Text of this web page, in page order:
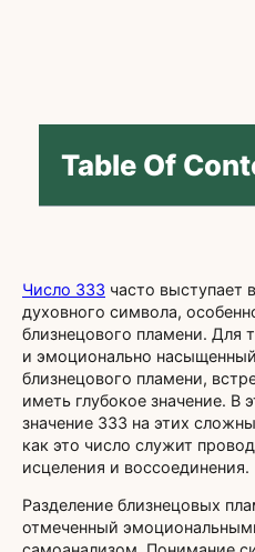
Table Of
Число 333 часто выступает
духовного символа,
близнецового пламени. Для
и эмоционально
близнецового пламени,
иметь глубокое значение. В
значение 333 на этих
как это число служит
исцеления и воссоединения.
Разделение близнецовых
отмеченный